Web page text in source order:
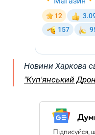
Новини Харкова
"Куп'янський